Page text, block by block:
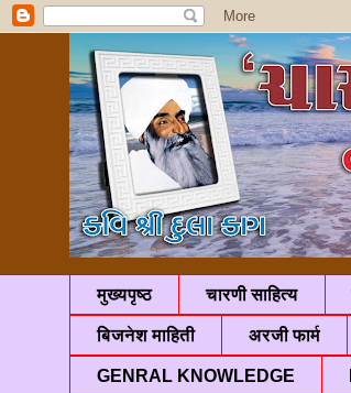
मुख्यपृष्ठ चारणी साहित्य
बिजनेश माहिती अरजी फार्म
GENRAL KNOWLEDGE